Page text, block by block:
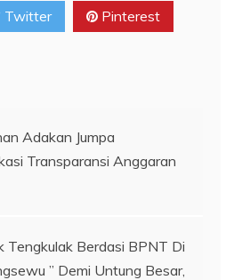
Twitter Pinterest
Adakan Jumpa
Transparansi Anggaran
Tengkulak Berdasi BPNT Di
” Demi Untung Besar,